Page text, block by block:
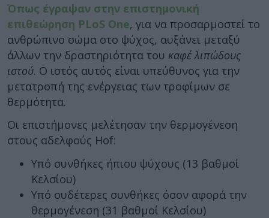
Όπως έγραψαν στην επιστημονική
επιθεώρηση PLoS One, για να προσαρμοστεί το
ανθρώπινο σώμα στο ψύχος, αυξάνει μεταξύ
άλλων την δραστηριότητα του καφέ λιπώδους
ιστού. Ο ιστός αυτός είναι υπεύθυνος για την
μετατροπή της ενέργειας των τροφίμων σε
θερμότητα.
Οι επιστήμονες μελέτησαν την θερμογένεση
στους αδελφούς Hof:
Υπό συνθήκες ήπιου ψύχους (13 βαθμοί
Κελσίου)
Υπό ουδέτερες συνθήκες όσον αφορά την
θερμογένεση (31 βαθμοί Κελσίου)